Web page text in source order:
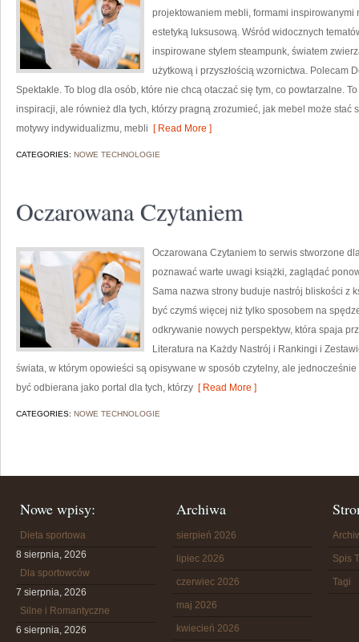
projektowaniem mebli, formami
estetyką luksusową. Wśród widocznych
inspirowane stylem steampunk, światem
użytkową i przyszłością wzornictwa. Polecam
Spektakle. To blog dla osób, które nie chcą otaczać się tym, co powtarzalne.
inspiracji, ale również dla tych, którzy pragną zrozumieć, jak mebel może stać
motywy indywidualizmu, mebli [ Read More ]
CATEGORIES: NOWE TECHNOLOGIE
Oczarowana Czytaniem
Oczarowana Czytaniem to serwis stworzone
poznawać warte uwagi książki, zaglądać
Sama nazwa strony buduje nastrój bliskości z
być czymś więcej niż tylko sposobem na
odkrywanie nowych perspektyw, która spaja
Literatura na Każdy Nastrój i Rankingi i
świata, w którym opowieści są opisywane w sposób czytelny, ale
być odbierana jako portal dla tych, którzy [ Read More ]
CATEGORIES: NOWE TECHNOLOGIE
Nowe wpisy:
Dieta sportowa
8 sierpnia, 2026
Dla sportowców
7 sierpnia, 2026
Silne i Romantyczne
6 sierpnia, 2026
Archiwa
sierpień 2026
lipiec 2026
czerwiec 2026
maj 2026
kwiecień 2026
Spis
Tagi